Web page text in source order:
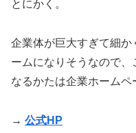
とにかく。
企業体が巨大すぎて細か
ームになりそうなので
なるかたは企業ホームペ
→ 公式HP